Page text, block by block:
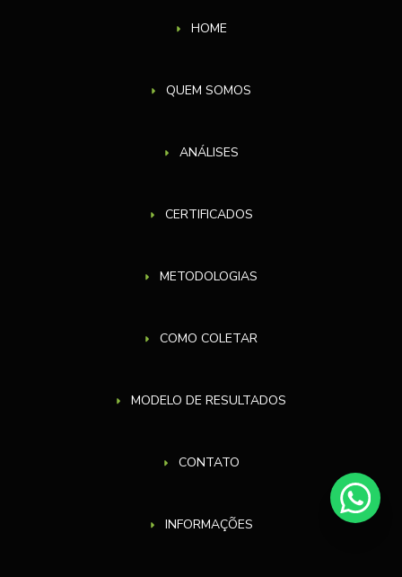
HOME
QUEM SOMOS
ANÁLISES
CERTIFICADOS
METODOLOGIAS
COMO COLETAR
MODELO DE RESULTADOS
CONTATO
INFORMAÇÕES